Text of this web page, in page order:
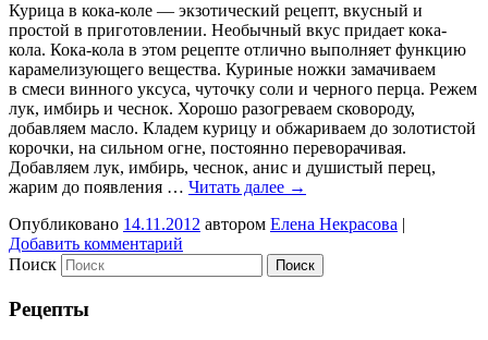
Курица в кока-коле — экзотический рецепт, вкусный и
простой в приготовлении. Необычный вкус придает кока-
кола. Кока-кола в этом рецепте отлично выполняет функцию
карамелизующего вещества. Куриные ножки замачиваем
в смеси винного уксуса, чуточку соли и черного перца. Режем
лук, имбирь и чеснок. Хорошо разогреваем сковороду,
добавляем масло. Кладем курицу и обжариваем до золотистой
корочки, на сильном огне, постоянно переворачивая.
Добавляем лук, имбирь, чеснок, анис и душистый перец,
жарим до появления … Читать далее →
Опубликовано 14.11.2012 автором Елена Некрасова |
Добавить комментарий
Поиск
Рецепты